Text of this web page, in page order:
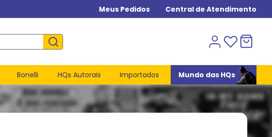
Meus Pedidos Central de Atendimento
Bonelli HQs Autorais Importados Mundo das HQs